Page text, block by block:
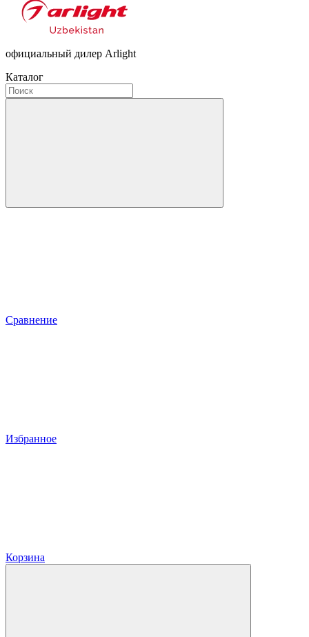
официальный дилер Arlight
Каталог
Сравнение
Избранное
Корзина